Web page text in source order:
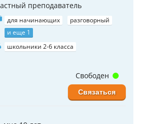
преподаватель
для начинающих
разговорный
и еще 1
школьники 2-6 класса
Свободен
Связаться